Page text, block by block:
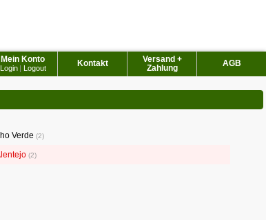
AGB
Versand +
Zahlung
Kontakt
Mein Konto
Login | Logout
Verde 2
2